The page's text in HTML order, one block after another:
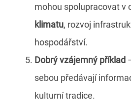
mohou spolupracovat v
klimatu, rozvoj
hospodářství.
Dobrý vzájemný příklad
sebou předávají
kulturní tradice.